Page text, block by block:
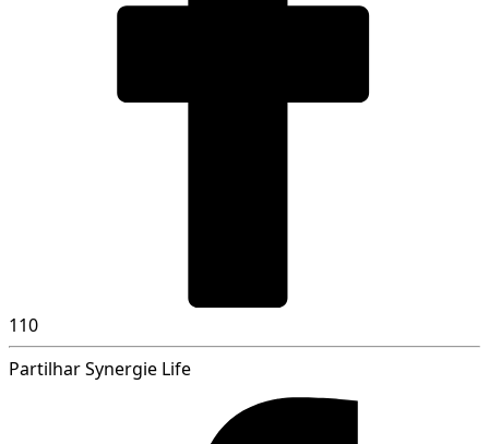
110
Partilhar Synergie Life